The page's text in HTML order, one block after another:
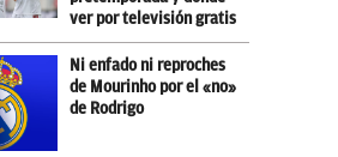
ver por televisión gratis
Ni enfado ni reproches
de Mourinho por el «no»
de Rodrigo